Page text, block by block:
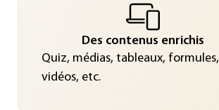
Des contenus enrichis
Quiz, médias, tableaux, formules,
vidéos, etc.